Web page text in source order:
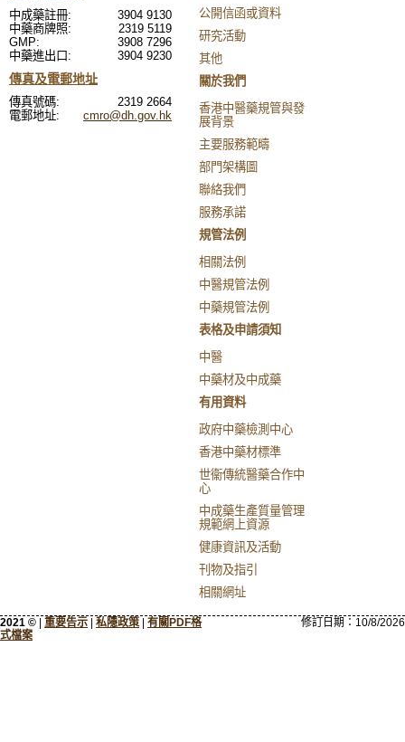
中成藥註冊:
3904 9130
中藥商牌照:
2319 5119
GMP:
3908 7296
中藥進出口:
3904 9230
傳真及電郵地址
傳真號碼:
2319 2664
電郵地址:
cmro@dh.gov.hk
公開信函或資料
研究活動
其他
關於我們
香港中醫藥規管與發
展背景
主要服務範疇
部門架構圖
聯絡我們
服務承諾
規管法例
相關法例
中醫規管法例
中藥規管法例
表格及申請須知
中醫
中藥材及中成藥
有用資料
政府中藥檢測中心
香港中藥材標準
世衞傳統醫藥合作中
心
中成藥生產質量管理
規範網上資源
健康資訊及活動
刊物及指引
相關網址
2021 © | 重要告示 | 私隱政策 | 有關PDF格
式檔案
修訂日期： 10/8/2026